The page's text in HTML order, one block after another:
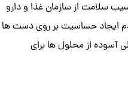
سلامت از سازمان غذا و دارو
ایجاد حساسیت بر روی دست ها
آسوده از محلول ها برای